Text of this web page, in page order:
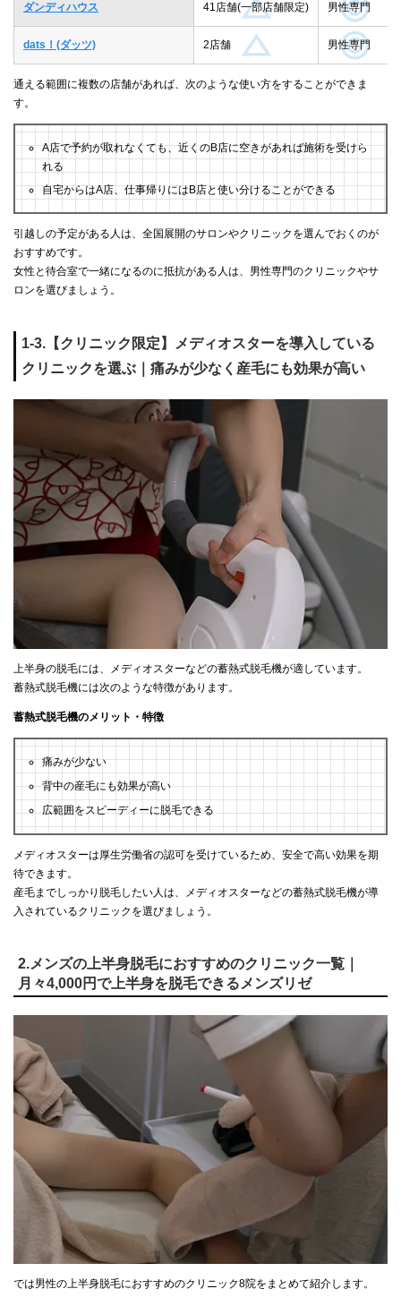
ダンディハウス 41店舗(一部店舗限定) 男性専門
dats！(ダッツ) 2店舗 男性専門
通える範囲に複数の店舗があれば、次のような使い方をすることができま
す。
A店で予約が取れなくても、近くのB店に空きがあれば施術を受けら
れる
自宅からはA店、仕事帰りにはB店と使い分けることができる
引越しの予定がある人は、全国展開のサロンやクリニックを選んでおくのが
おすすめです。
女性と待合室で一緒になるのに抵抗がある人は、男性専門のクリニックやサ
ロンを選びましょう。
1-3.【クリニック限定】メディオスターを導入している
クリニックを選ぶ｜痛みが少なく産毛にも効果が高い
上半身の脱毛には、メディオスターなどの蓄熱式脱毛機が適しています。
蓄熱式脱毛機には次のような特徴があります。
蓄熱式脱毛機のメリット・特徴
痛みが少ない
背中の産毛にも効果が高い
広範囲をスピーディーに脱毛できる
メディオスターは厚生労働省の認可を受けているため、安全で高い効果を期
待できます。
産毛までしっかり脱毛したい人は、メディオスターなどの蓄熱式脱毛機が導
入されているクリニックを選びましょう。
2.メンズの上半身脱毛におすすめのクリニック一覧｜
月々4,000円で上半身を脱毛できるメンズリゼ
では男性の上半身脱毛におすすめのクリニック8院をまとめて紹介します。